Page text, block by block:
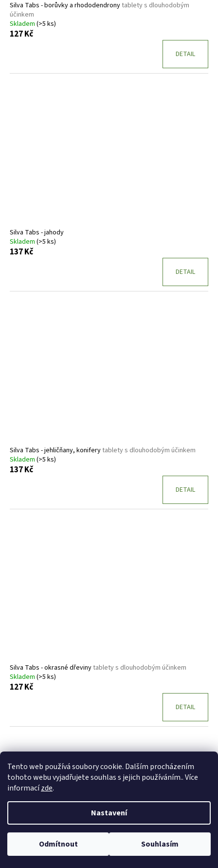
Tento web používá soubory cookie. Dalším procházením
tohoto webu vyjadřujete souhlas s jejich používáním.. Více
informacízde.
Nastavení
Odmítnout Souhlasím
Silva Tabs - borůvky a rhododendronytablety s dlouhodobým
účinkem
Skladem (>5 ks)
127 Kč
DETAIL
Silva Tabs - jahody
Skladem (>5 ks)
137 Kč
DETAIL
Silva Tabs - jehličňany, koniferytablety s dlouhodobým účinkem
Skladem (>5 ks)
137 Kč
DETAIL
Silva Tabs - okrasné dřevinytablety s dlouhodobým účinkem
Skladem (>5 ks)
127 Kč
DETAIL